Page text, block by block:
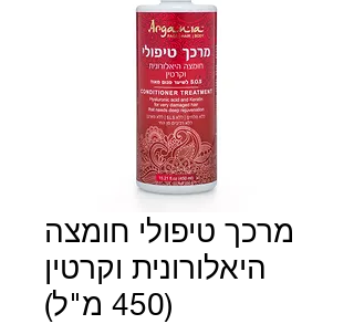
מרכך טיפולי חומצה
היאלורונית וקרטין
(450 מ"ל)